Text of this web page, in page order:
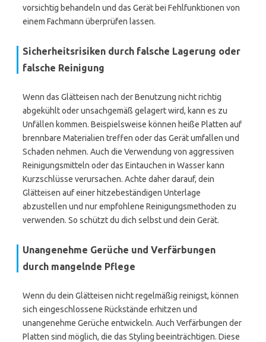
vorsichtig behandeln und das Gerät bei Fehlfunktionen von
einem Fachmann überprüfen lassen.
Sicherheitsrisiken durch falsche Lagerung oder
falsche Reinigung
Wenn das Glätteisen nach der Benutzung nicht richtig
abgekühlt oder unsachgemäß gelagert wird, kann es zu
Unfällen kommen. Beispielsweise können heiße Platten auf
brennbare Materialien treffen oder das Gerät umfallen und
Schaden nehmen. Auch die Verwendung von aggressiven
Reinigungsmitteln oder das Eintauchen in Wasser kann
Kurzschlüsse verursachen. Achte daher darauf, dein
Glätteisen auf einer hitzebeständigen Unterlage
abzustellen und nur empfohlene Reinigungsmethoden zu
verwenden. So schützt du dich selbst und dein Gerät.
Unangenehme Gerüche und Verfärbungen
durch mangelnde Pflege
Wenn du dein Glätteisen nicht regelmäßig reinigst, können
sich eingeschlossene Rückstände erhitzen und
unangenehme Gerüche entwickeln. Auch Verfärbungen der
Platten sind möglich, die das Styling beeinträchtigen. Diese